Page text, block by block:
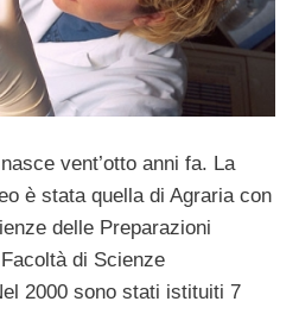
nasce vent’otto anni fa. La
è stata quella di Agraria con
delle Preparazioni
di Scienze
2000 sono stati istituiti 7